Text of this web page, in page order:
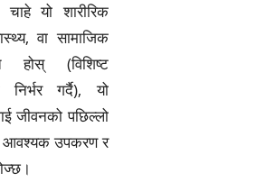
यो शारीरिक
वा सामाजिक
होस् (विशिष्ट
निर्भर गर्दै), यो
जीवनको पछिल्लो
आवश्यक उपकरण र